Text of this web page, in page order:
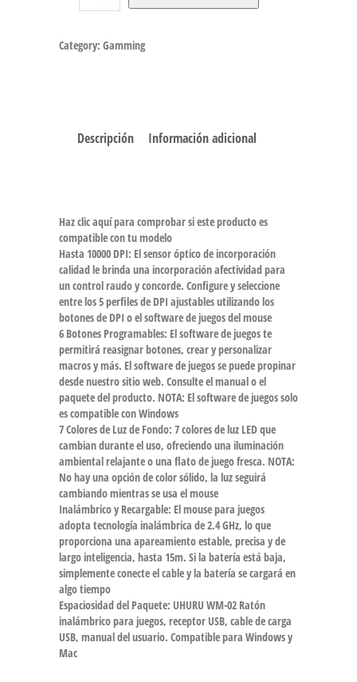
Category: Gamming
Descripción Información adicional
Haz clic aquí para comprobar si este producto es
compatible con tu modelo
Hasta 10000 DPI: El sensor óptico de incorporación
calidad le brinda una incorporación afectividad para
un control raudo y concorde. Configure y seleccione
entre los 5 perfiles de DPI ajustables utilizando los
botones de DPI o el software de juegos del mouse
6 Botones Programables: El software de juegos te
permitirá reasignar botones, crear y personalizar
macros y más. El software de juegos se puede propinar
desde nuestro sitio web. Consulte el manual o el
paquete del producto. NOTA: El software de juegos solo
es compatible con Windows
7 Colores de Luz de Fondo: 7 colores de luz LED que
cambian durante el uso, ofreciendo una iluminación
ambiental relajante o una flato de juego fresca. NOTA:
No hay una opción de color sólido, la luz seguirá
cambiando mientras se usa el mouse
Inalámbrico y Recargable: El mouse para juegos
adopta tecnología inalámbrica de 2.4 GHz, lo que
proporciona una apareamiento estable, precisa y de
largo inteligencia, hasta 15m. Si la batería está baja,
simplemente conecte el cable y la batería se cargará en
algo tiempo
Espaciosidad del Paquete: UHURU WM-02 Ratón
inalámbrico para juegos, receptor USB, cable de carga
USB, manual del usuario. Compatible para Windows y
Mac